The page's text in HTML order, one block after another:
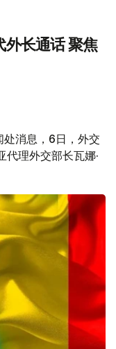
外长通话 聚焦
处消息，6日，外交
代理外交部长瓦娜·